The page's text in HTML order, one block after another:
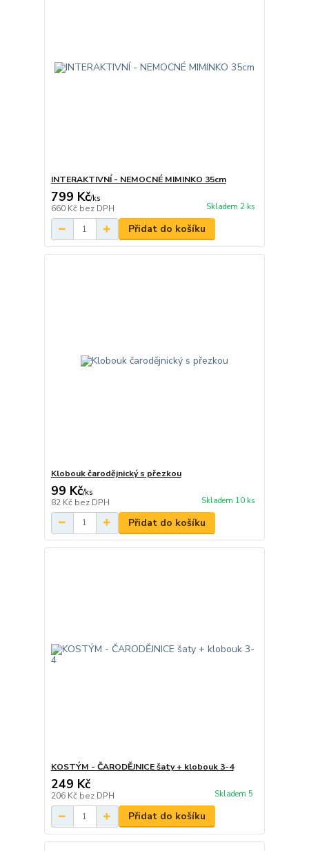
INTERAKTIVNÍ - NEMOCNÉ MIMINKO 35cm
799 Kč/ks
660 Kč bez DPH Skladem 2 ks
Přidat do košíku
Klobouk čarodějnický s přezkou
99 Kč/ks
82 Kč bez DPH Skladem 10 ks
Přidat do košíku
KOSTÝM - ČARODĚJNICE šaty + klobouk 3-4
249 Kč
206 Kč bez DPH Skladem 5
Přidat do košíku